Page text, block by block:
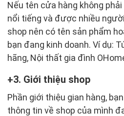
Nếu tên cửa hàng không
nổi tiếng và được nhiều
shop nên có tên sản phẩm
bạn đang kinh doanh. Ví dụ:
hãng, Nội thất gia đình
3. Giới thiệu shop
Phần giới thiệu gian hàng,
thông tin về shop của mình